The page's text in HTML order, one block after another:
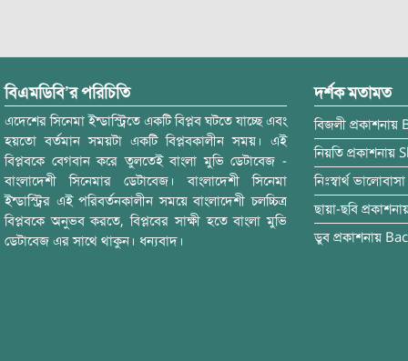
বিএমডিবি’র পরিচিতি
এদেশের সিনেমা ইন্ডাস্ট্রিতে একটি বিপ্লব ঘটতে যাচ্ছে এবং
হয়তো বর্তমান সময়টা একটি বিপ্লবকালীন সময়। এই
বিপ্লবকে বেগবান করে তুলতেই বাংলা মুভি ডেটাবেজ -
বাংলাদেশী সিনেমার ডেটাবেজ। বাংলাদেশী সিনেমা
ইন্ডাস্ট্রির এই পরিবর্তনকালীন সময়ে বাংলাদেশী চলচ্চিত্র
বিপ্লবকে অনুভব করতে, বিপ্লবের সাক্ষী হতে বাংলা মুভি
ডেটাবেজ এর সাথে থাকুন। ধন্যবাদ।
দর্শক মতামত
বিজলী প্রকাশনায়
নিয়তি প্রকাশনায়
নিঃস্বার্থ ভালোবাসা
ছায়া-ছবি
ডুব প্রকাশনায়